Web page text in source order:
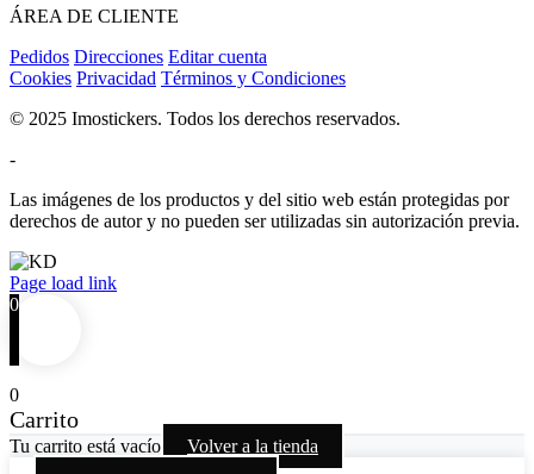
ÁREA DE CLIENTE
Pedidos Direcciones Editar cuenta
Cookies Privacidad Términos y Condiciones
© 2025 Imostickers. Todos los derechos reservados.
-
Las imágenes de los productos y del sitio web están protegidas por
derechos de autor y no pueden ser utilizadas sin autorización previa.
Facebook
Twitter
Instagram
Pinterest
Page load link
0
0
Carrito
Tu carrito está vacío Volver a la tienda